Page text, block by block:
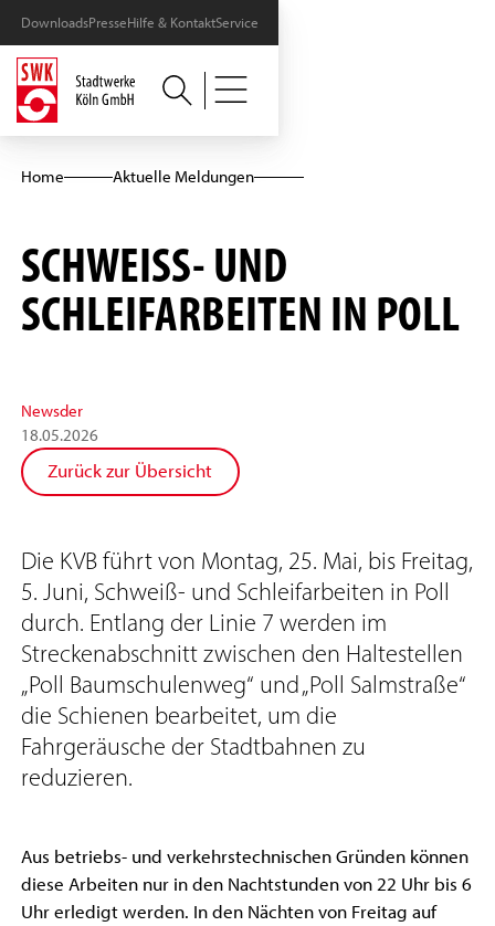
DownloadsPresseHilfe & KontaktService
Home Aktuelle Meldungen
SCHWEISS- UND S
CHLEIFARBEITEN IN POLL
Newsder
18.05.2026
Zurück zur Übersicht
Die KVB führt von Montag, 25. Mai, bis Freitag,
5. Juni, Schweiß- und Schleifarbeiten in Poll
durch. Entlang der Linie 7 werden im
Streckenabschnitt zwischen den Haltestellen
„Poll Baumschulenweg“ und „Poll Salmstraße“
die Schienen bearbeitet, um die
Fahrgeräusche der Stadtbahnen zu
reduzieren.
Aus betriebs- und verkehrstechnischen Gründen können
diese Arbeiten nur in den Nachtstunden von 22 Uhr bis 6
Uhr erledigt werden. In den Nächten von Freitag auf